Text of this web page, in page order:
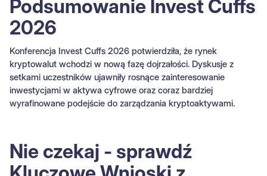
Podsumowanie Invest Cuffs
2026
Konferencja Invest Cuffs 2026 potwierdziła, że rynek
kryptowalut wchodzi w nową fazę dojrzałości. Dyskusje z
setkami uczestników ujawniły rosnące zainteresowanie
inwestycjami w aktywa cyfrowe oraz coraz bardziej
wyrafinowane podejście do zarządzania kryptoaktywami.
Nie czekaj - sprawdź